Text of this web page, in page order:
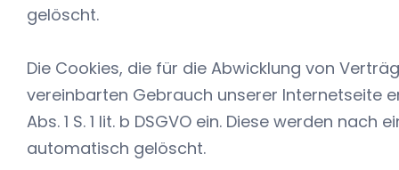
gelöscht.
Die Cookies, die für die Abwicklung von
vereinbarten Gebrauch unserer Internetseite
Abs. 1 S. 1 lit. b DSGVO ein. Diese werden nach
automatisch gelöscht.